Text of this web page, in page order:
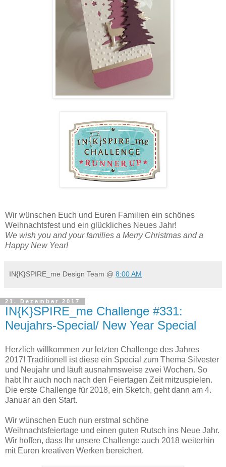
Wir wünschen Euch und Euren Familien ein schönes
Weihnachtsfest und ein glückliches Neues Jahr!
We wish you and your families a Merry Christmas and a
Happy New Year!
IN{K}SPIRE_me Design Team @ 8:00 AM
21. Dezember 2017
IN{K}SPIRE_me Challenge #331:
Neujahrs-Special/ New Year Special
Herzlich willkommen zur letzten Challenge des Jahres
2017! Traditionell ist diese ein Special zum Thema Silvester
und Neujahr und läuft ausnahmsweise zwei Wochen. So
habt Ihr auch noch nach den Feiertagen Zeit mitzuspielen.
Die erste Challenge für 2018, ein Sketch, geht dann am 4.
Januar an den Start.
Wir wünschen Euch nun erstmal schöne
Weihnachtsfeiertage und einen guten Rutsch ins Neue Jahr.
Wir hoffen, dass Ihr unsere Challenge auch 2018 weiterhin
mit Euren kreativen Werken bereichert.